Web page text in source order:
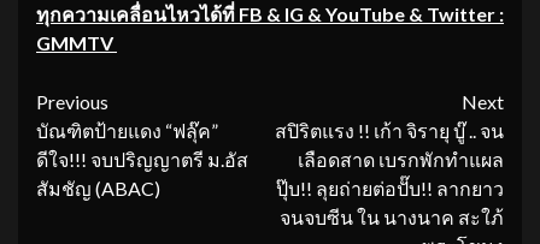
ทุกความเคลื่อนไหวได้ที่ FB & IG & YouTube & Twitter :
GMMTV
Continue
Reading
Previous
บัณฑิตป้ายแดง “ฟลุ๊ค”
ดีใจ!!! จบปริญญาตรี ม.อัส
สัมชัญ (ABAC)
Next
สปิริตแรง !! เก้า จิรายุ บู๊ .. จน
เลือดสาด เบรกพักทำแผล
ปุ๊บ!! ลุยถ่ายต่อปั๊บ!! ลากยาว
จนจบซีน ใน นางนาค สะใภ้